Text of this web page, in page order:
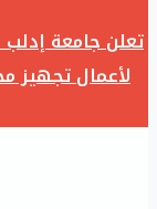
تعلن جامعة
لأعمال تجهيز